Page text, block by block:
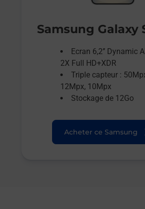
Samsung Galaxy
Ecran 6,2’’ Dynamic
2X Full HD+XDR
Triple capteur :
12Mpx, 10Mpx
Stockage de 12Go
Acheter ce Samsung